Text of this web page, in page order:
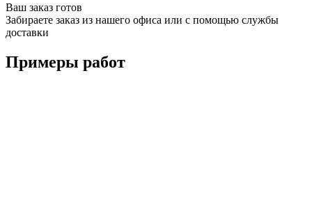
Ваш заказ готов
Забираете заказ из нашего офиса или с помощью службы
доставки
Примеры работ